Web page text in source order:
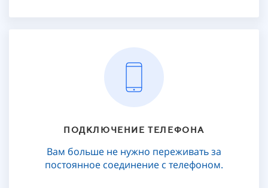
ПОДКЛЮЧЕНИЕ ТЕЛЕФОНА
Вам больше не нужно переживать за
постоянное соединение с телефоном.